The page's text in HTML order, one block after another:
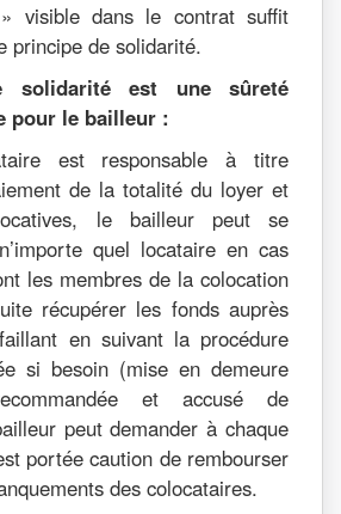
» visible dans le contrat suffit
principe de solidarité.
solidarité est une sûreté
pour le bailleur :
est responsable à titre
de la totalité du loyer et
le bailleur peut se
quel locataire en cas
les membres de la colocation
récupérer les fonds auprès
en suivant la procédure
si besoin (mise en demeure
et accusé de
peut demander à chaque
portée caution de rembourser
des colocataires.